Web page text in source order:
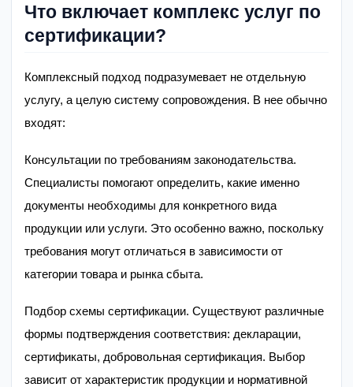
Что включает комплекс услуг по
сертификации?
Комплексный подход подразумевает не отдельную
услугу, а целую систему сопровождения. В нее обычно
входят:
Консультации по требованиям законодательства.
Специалисты помогают определить, какие именно
документы необходимы для конкретного вида
продукции или услуги. Это особенно важно, поскольку
требования могут отличаться в зависимости от
категории товара и рынка сбыта.
Подбор схемы сертификации. Существуют различные
формы подтверждения соответствия: декларации,
сертификаты, добровольная сертификация. Выбор
зависит от характеристик продукции и нормативной